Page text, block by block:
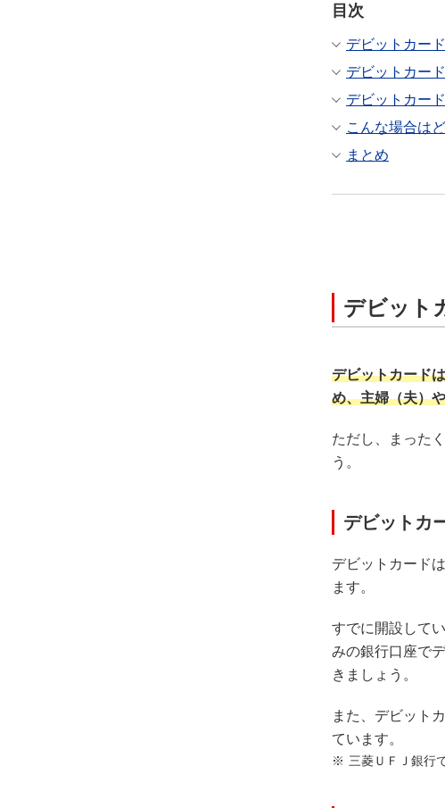
目次
デビットカー
デビットカー
デビットカー
こんな場合は
まとめ
デビット
デビットカード
め、主婦（夫）
ただし、まった
う。
デビットカ
デビットカード
ます。
すでに開設して
みの銀行口座で
きましょう。
また、デビット
ています。
三菱ＵＦＪ銀行